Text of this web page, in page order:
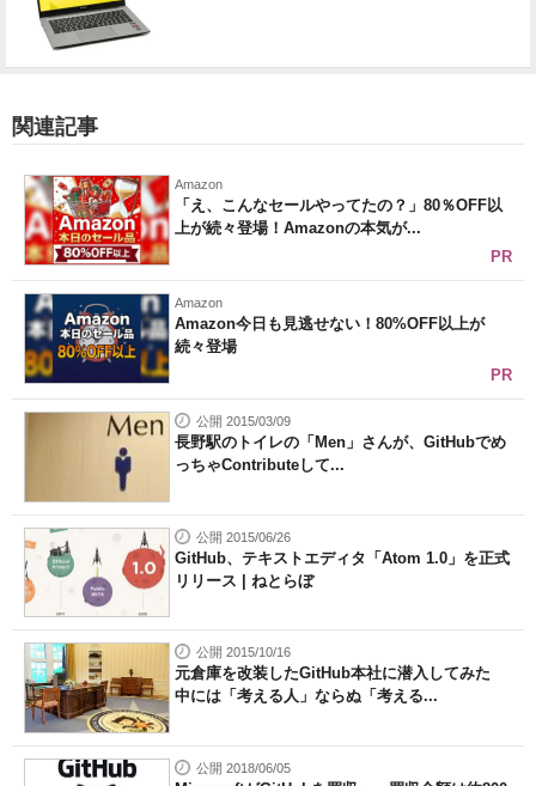
関連記事
Amazon
「え、こんなセールやってたの？」80％OFF以
上が続々登場！Amazonの本気が...
PR
Amazon
Amazon今日も見逃せない！80%OFF以上が
続々登場
PR
公開 2015/03/09
長野駅のトイレの「Men」さんが、GitHubでめ
っちゃContributeして...
公開 2015/06/26
GitHub、テキストエディタ「Atom 1.0」を正式
リリース | ねとらぼ
公開 2015/10/16
元倉庫を改装したGitHub本社に潜入してみた
中には「考える人」ならぬ「考える...
公開 2018/06/05